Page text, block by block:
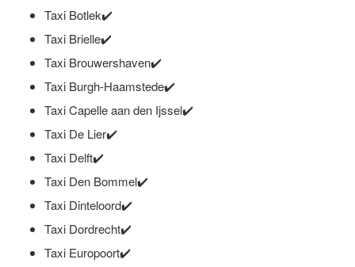
Taxi Botlek✔️
Taxi Brielle✔️
Taxi Brouwershaven✔️
Taxi Burgh-Haamstede✔️
Taxi Capelle aan den Ijssel✔️
Taxi De Lier✔️
Taxi Delft✔️
Taxi Den Bommel✔️
Taxi Dinteloord✔️
Taxi Dordrecht✔️
Taxi Europoort✔️